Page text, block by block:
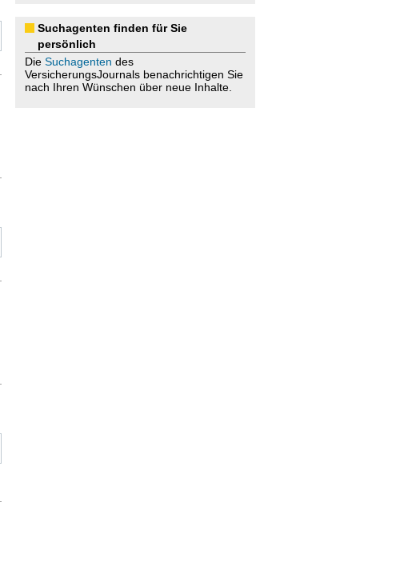
Suchagenten finden für Sie
persönlich
Die Suchagenten des
VersicherungsJournals benachrichtigen Sie
nach Ihren Wünschen über neue Inhalte.